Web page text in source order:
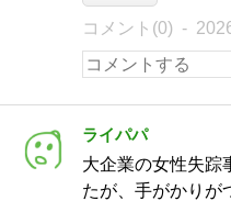
コメント(0)
ライパパ
大企業の女性失踪
たが、手がかりが